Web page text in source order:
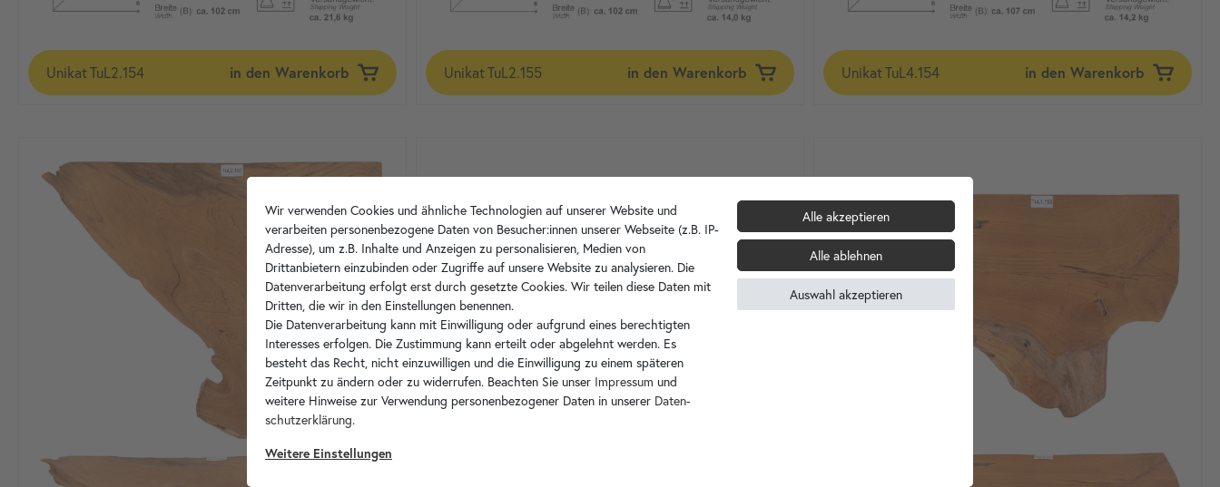
UnikatTuL2.154 in den Warenkorb UnikatTuL2.155 in den Warenkorb UnikatTuL4.154 in den Warenkorb
Wir verwenden Cookies und ähnliche Technologien auf unserer Website und
verarbeiten personenbezogene Daten von Besucher:innen unserer Webseite (z.B. IP-
Adresse), um z.B. Inhalte und Anzeigen zu personalisieren, Medien von
Drittanbietern einzubinden oder Zugriffe auf unsere Website zu analysieren. Die
Datenverarbeitung erfolgt erst durch gesetzte Cookies. Wir teilen diese Daten mit
Dritten, die wir in den Einstellungen benennen.
Die Datenverarbeitung kann mit Einwilligung oder aufgrund eines berechtigten
Interesses erfolgen. Die Zustimmung kann erteilt oder abgelehnt werden. Es
besteht das Recht, nicht einzuwilligen und die Einwilligung zu einem späteren
Zeitpunkt zu ändern oder zu widerrufen. Beachten Sie unser Impressum und
weitere Hinweise zur Verwendung personenbezogener Daten in unserer Daten­
schutz­erklärung.
Weitere Einstellungen
Alle akzeptieren
Alle ablehnen
Auswahl akzeptieren